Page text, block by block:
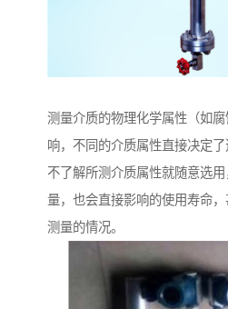
测量介质的物理化学属性（如
响，不同的介质属性直接决定
不了解所测介质属性就随意选
量，也会直接影响的使用寿命
测量的情况。